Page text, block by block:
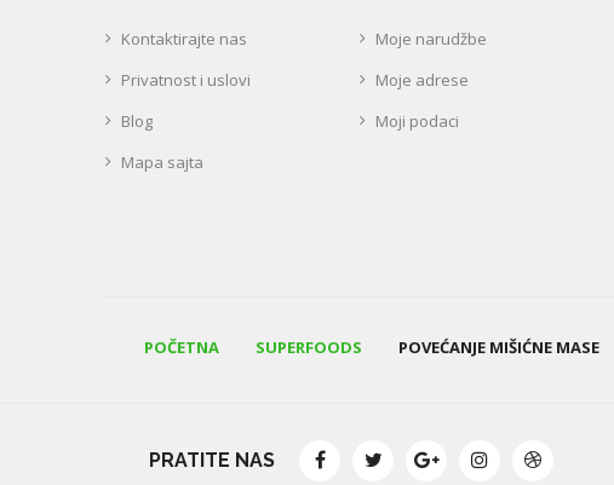
Kontaktirajte nas
Privatnost i uslovi
Blog
Mapa sajta
Moje narudžbe
Moje adrese
Moji podaci
POČETNA SUPERFOODS POVEĆANJE MIŠIĆNE MASE
PRATITE NAS